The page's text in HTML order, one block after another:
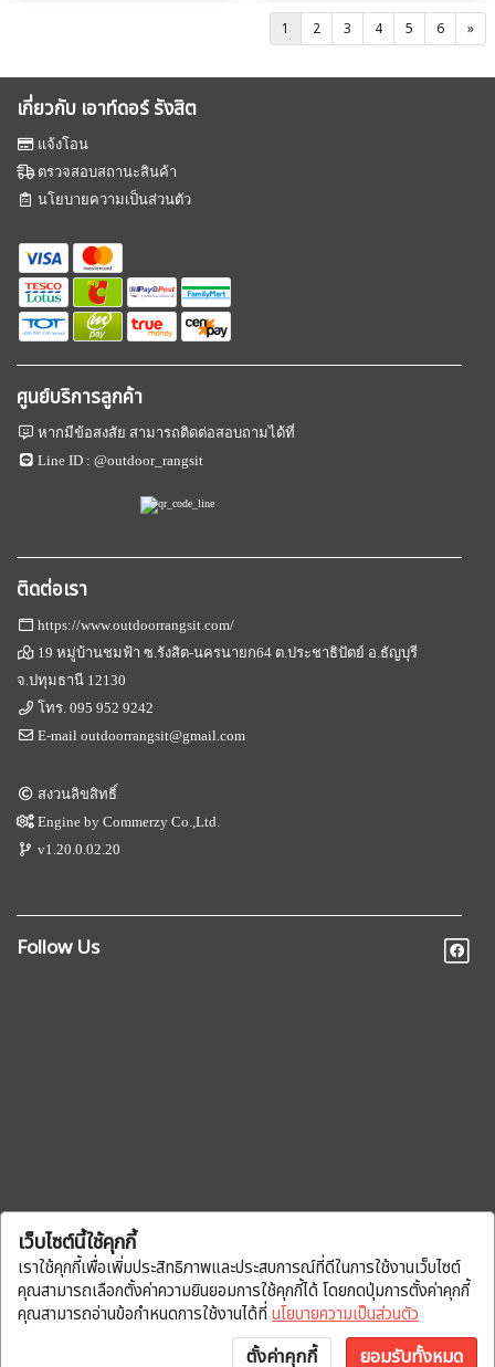
เว็บไซต์นี้ใช้คุกกี้
เราใช้คุกกี้เพื่อเพิ่มประสิทธิภาพและประสบการณ์ที่ดีในการใช้งานเว็บไซต์
คุณสามารถเลือกตั้งค่าความยินยอมการใช้คุกกี้ได้ โดยกดปุ่มการตั้งค่าคุกกี้
คุณสามารถอ่านข้อกำหนดการใช้งานได้ที่ นโยบายความเป็นส่วนตัว
ตั้งค่าคุกกี้ ยอมรับทั้งหมด
1 2 3 4 5 6 »
เกี่ยวกับ เอาท์ดอร์ รังสิต
แจ้งโอน
ตรวจสอบสถานะสินค้า
นโยบายความเป็นส่วนตัว
ศูนย์บริการลูกค้า
หากมีข้อสงสัย สามารถติดต่อสอบถามได้ที่
Line ID :@outdoor_rangsit
ติดต่อเรา
https://www.outdoorrangsit.com/
19 หมู่บ้านชมฟ้า ซ.รังสิต-นครนายก64 ต.ประชาธิปัตย์ อ.ธัญบุรี
จ.ปทุมธานี 12130
โทร.095 952 9242
E-mailoutdoorrangsit@gmail.com
สงวนลิขสิทธิ์
Engine byCommerzy Co.,Ltd.
v1.20.0.02.20
Follow Us